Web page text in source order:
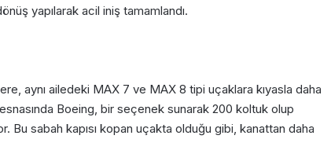
yapılarak acil iniş tamamlandı.
aynı ailedeki MAX 7 ve MAX 8 tipi uçaklara kıyasla daha
Boeing, bir seçenek sunarak 200 koltuk olup
Bu sabah kapısı kopan uçakta olduğu gibi, kanattan daha